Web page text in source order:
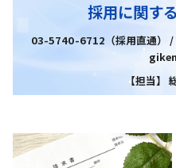
採用に関す
03-5740-6712（採用直通
【担当】